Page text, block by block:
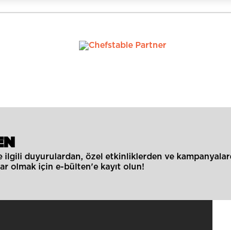
ilgili duyurulardan, özel etkinliklerden ve
olmak için e-bülten'e kayıt olun!